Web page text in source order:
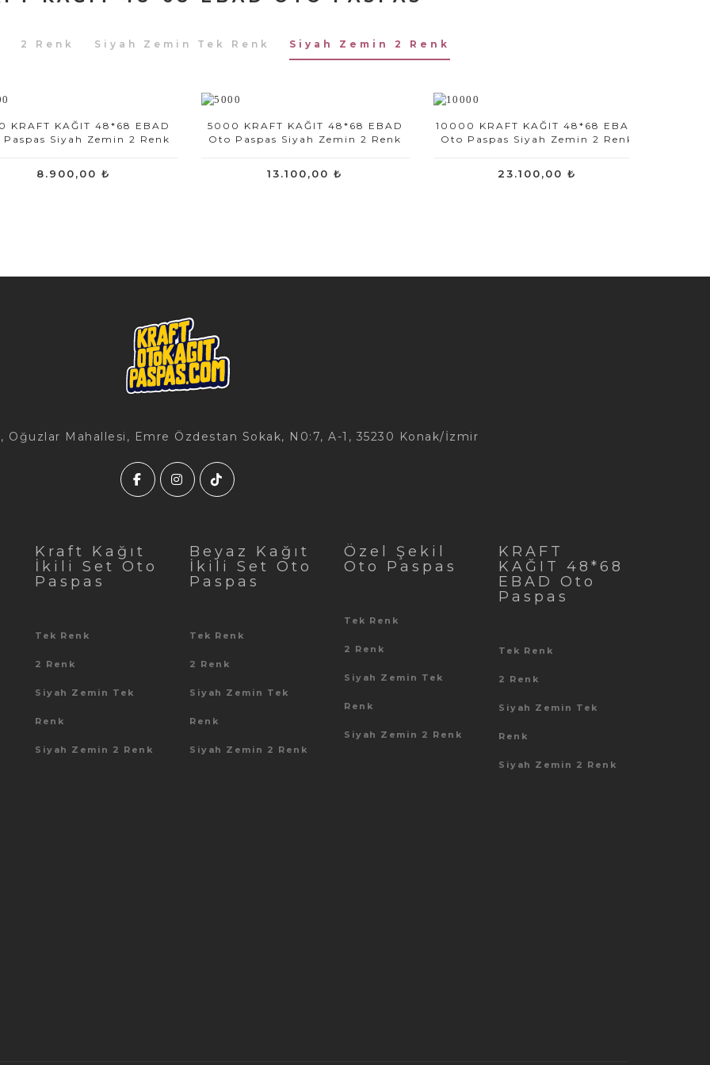
2 Renk Siyah Zemin Tek Renk Siyah Zemin 2 Renk
KRAFT KAĞIT 48*68 EBAD
Siyah Zemin 2 Renk
8.900,00 ₺
5000 KRAFT KAĞIT 48*68 EBAD
Oto Paspas Siyah Zemin 2 Renk
13.100,00 ₺
10000 KRAFT KAĞIT 48*68 EBAD
Oto Paspas Siyah Zemin 2 Renk
23.100,00 ₺
Oğuzlar Mahallesi, Emre Özdestan Sokak, N0:7, A-1, 35230 Konak/İzmir
Kraft Kağıt
İkili Set Oto
Paspas
Tek Renk
2 Renk
Siyah Zemin Tek
Renk
Siyah Zemin 2 Renk
Beyaz Kağıt
İkili Set Oto
Paspas
Tek Renk
2 Renk
Siyah Zemin Tek
Renk
Siyah Zemin 2 Renk
Özel Şekil
Oto Paspas
Tek Renk
2 Renk
Siyah Zemin Tek
Renk
Siyah Zemin 2 Renk
KRAFT
KAĞIT 48*68
EBAD Oto
Paspas
Tek Renk
2 Renk
Siyah Zemin Tek
Renk
Siyah Zemin 2 Renk